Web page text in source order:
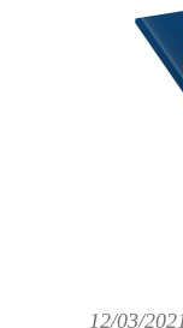
12/03/